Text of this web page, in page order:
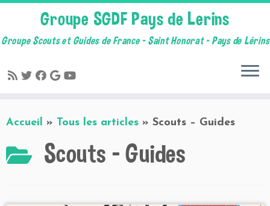
to
Groupe SGDF Pays de Lerins
Groupe Scouts et Guides de France – Saint Honorat – Pays de Lérins
Accueil » Tous les articles » Scouts – Guides
Scouts – Guides